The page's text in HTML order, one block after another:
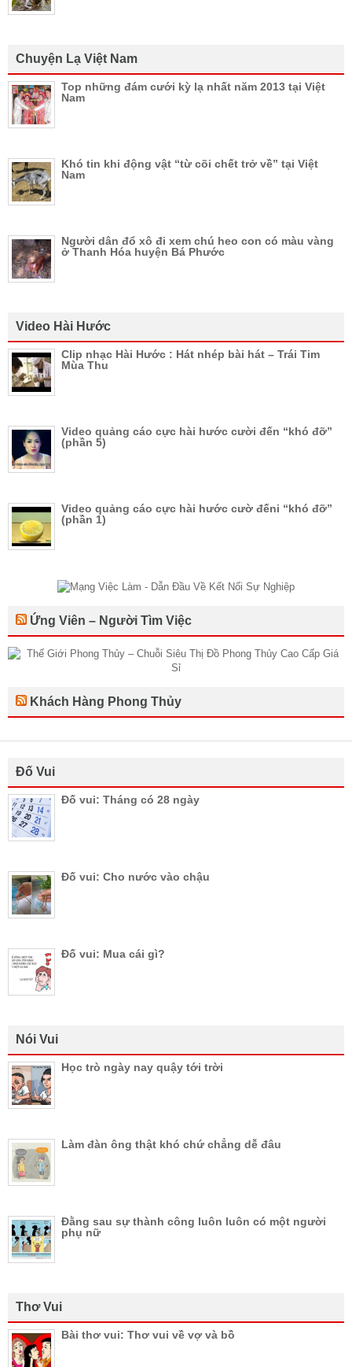
Chuyện Lạ Việt Nam
Top những đám cưới kỳ lạ nhất năm 2013 tại Việt
Nam
Khó tin khi động vật “từ cõi chết trở về” tại Việt
Nam
Người dân đổ xô đi xem chú heo con có màu vàng
ở Thanh Hóa huyện Bá Phước
Video Hài Hước
Clip nhạc Hài Hước : Hát nhép bài hát – Trái Tim
Mùa Thu
Video quảng cáo cực hài hước cười đến “khó đỡ”
(phần 5)
Video quảng cáo cực hài hước cườ đếni “khó đỡ”
(phần 1)
Ứng Viên – Người Tìm Việc
Khách Hàng Phong Thủy
Đố Vui
Đố vui: Tháng có 28 ngày
Đố vui: Cho nước vào chậu
Đố vui: Mua cái gì?
Nói Vui
Học trò ngày nay quậy tới trời
Làm đàn ông thật khó chứ chẳng dễ đâu
Đằng sau sự thành công luôn luôn có một người
phụ nữ
Thơ Vui
Bài thơ vui: Thơ vui về vợ và bồ